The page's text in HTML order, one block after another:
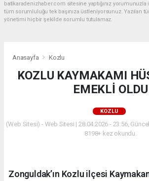
batikaradenizhaber.com sitesine yaptığınız yorumunuzla
tüm sorumluluğu tek başınıza üstleniyorsunuz. Yazılan
yönetimi hiçbir şekilde sorumlu tutulamaz.
Anasayfa Kozlu
KOZLU KAYMAKAMI
EMEKLİ OLDU
KOZLU
(Web Sitesi) - Web Sitesi | 28.04.2026 - 23:56,
8198+ kez okundu.
Zonguldak’ın Kozlu ilçesi